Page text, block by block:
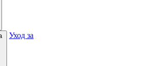
Уход за